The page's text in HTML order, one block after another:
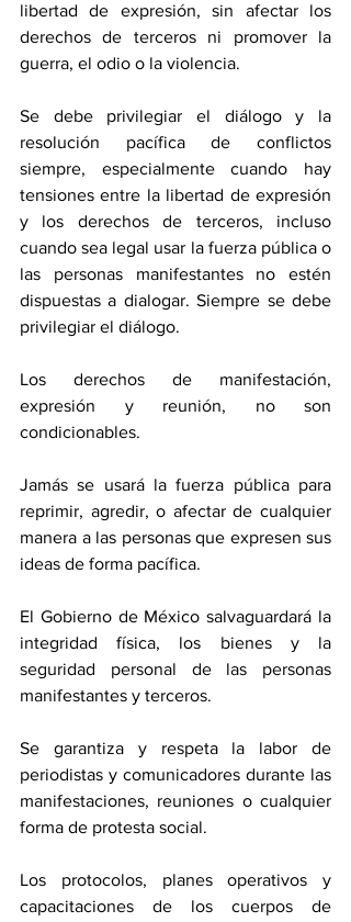
libertad de expresión, sin afectar los
derechos de terceros ni promover la
guerra, el odio o la violencia.
Se debe privilegiar el diálogo y la
resolución pacífica de conflictos
siempre, especialmente cuando hay
tensiones entre la libertad de expresión
y los derechos de terceros, incluso
cuando sea legal usar la fuerza pública o
las personas manifestantes no estén
dispuestas a dialogar. Siempre se debe
privilegiar el diálogo.
Los derechos de manifestación,
expresión y reunión, no son
condicionables.
Jamás se usará la fuerza pública para
reprimir, agredir, o afectar de cualquier
manera a las personas que expresen sus
ideas de forma pacífica.
El Gobierno de México salvaguardará la
integridad física, los bienes y la
seguridad personal de las personas
manifestantes y terceros.
Se garantiza y respeta la labor de
periodistas y comunicadores durante las
manifestaciones, reuniones o cualquier
forma de protesta social.
Los protocolos, planes operativos y
capacitaciones de los cuerpos de